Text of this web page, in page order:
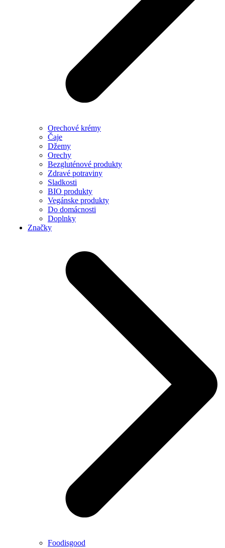
Orechové krémy
Čaje
Džemy
Orechy
Bezgluténové produkty
Zdravé potraviny
Sladkosti
BIO produkty
Vegánske produkty
Do domácnosti
Doplnky
Značky
Foodisgood